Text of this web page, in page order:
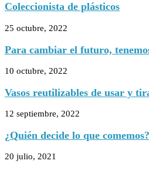
Coleccionista de plásticos
25 octubre, 2022
Para cambiar el futuro,
10 octubre, 2022
Vasos reutilizables de usar y
12 septiembre, 2022
¿Quién decide lo que comemos?
20 julio, 2021